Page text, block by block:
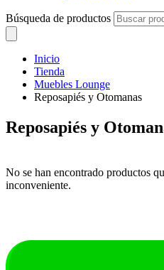
Búsqueda de productos
Inicio
Tienda
Muebles Lounge
Reposapiés y Otomanas
Reposapiés y
No se han encontrado productos
inconveniente.